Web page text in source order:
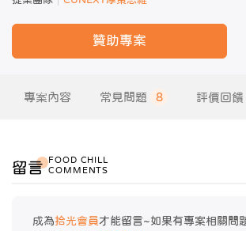
贊助專案
專案內容 常見問題 8 評價回饋
留言FOOD CHILL
COMMENTS
成為拾光會員才能留言~如果有專案相關問